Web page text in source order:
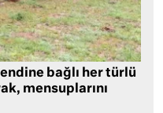
bağlı her türlü
mensuplarını